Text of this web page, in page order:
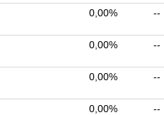
0,00% --
0,00% --
0,00% --
0,00% --